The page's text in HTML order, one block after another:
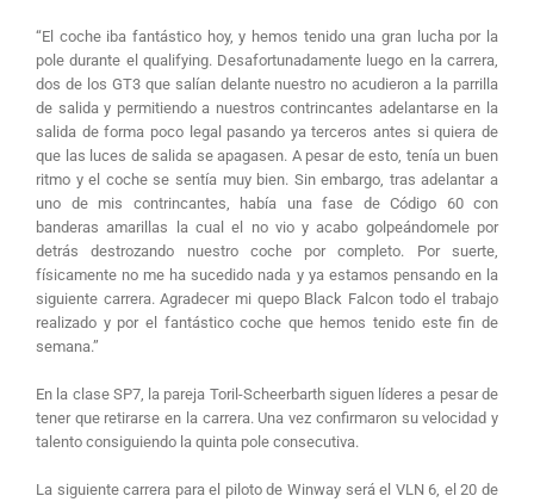
“El coche iba fantástico hoy, y hemos tenido una gran lucha por la
pole durante el qualifying. Desafortunadamente luego en la carrera,
dos de los GT3 que salían delante nuestro no acudieron a la parrilla
de salida y permitiendo a nuestros contrincantes adelantarse en la
salida de forma poco legal pasando ya terceros antes si quiera de
que las luces de salida se apagasen. A pesar de esto, tenía un buen
ritmo y el coche se sentía muy bien. Sin embargo, tras adelantar a
uno de mis contrincantes, había una fase de Código 60 con
banderas amarillas la cual el no vio y acabo golpeándomele por
detrás destrozando nuestro coche por completo. Por suerte,
físicamente no me ha sucedido nada y ya estamos pensando en la
siguiente carrera. Agradecer mi quepo Black Falcon todo el trabajo
realizado y por el fantástico coche que hemos tenido este fin de
semana.”
En la clase SP7, la pareja Toril-Scheerbarth siguen líderes a pesar de
tener que retirarse en la carrera. Una vez confirmaron su velocidad y
talento consiguiendo la quinta pole consecutiva.
La siguiente carrera para el piloto de Winway será el VLN 6, el 20 de